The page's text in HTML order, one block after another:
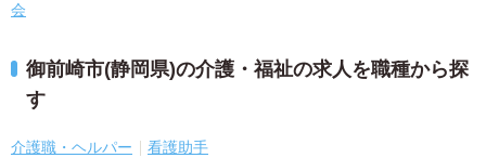
会
御前崎市(静岡県)の介護・福祉の求人を職種から探
す
介護職・ヘルパー 看護助手